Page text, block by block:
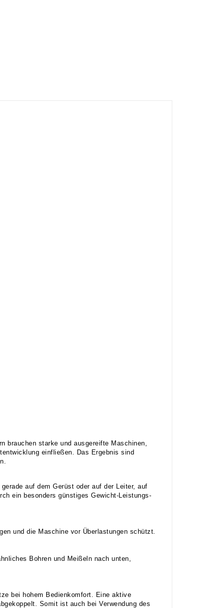
brauchen starke und ausgereifte Maschinen,
einfließen. Das Ergebnis sind
auf dem Gerüst oder auf der Leiter, auf
ein besonders günstiges Gewicht-Leistungs-
und die Maschine vor Überlastungen schützt.
Bohren und Meißeln nach unten,
bei hohem Bedienkomfort. Eine aktive
Somit ist auch bei Verwendung des